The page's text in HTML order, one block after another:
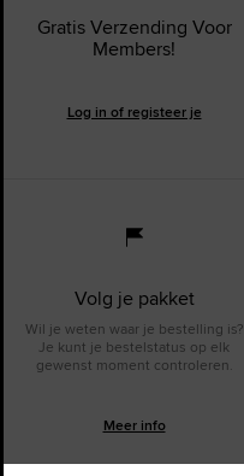
Gratis Verzending Voor
Members!
Log in of registeer je
Volg je pakket
Wil je weten waar je bestelling is?
Je kunt je bestelstatus op elk
gewenst moment controleren.
Meer info